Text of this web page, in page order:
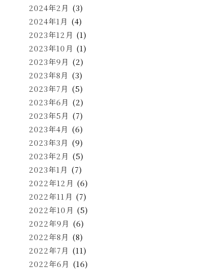
2024年2月 (3)
2024年1月 (4)
2023年12月 (1)
2023年10月 (1)
2023年9月 (2)
2023年8月 (3)
2023年7月 (5)
2023年6月 (2)
2023年5月 (7)
2023年4月 (6)
2023年3月 (9)
2023年2月 (5)
2023年1月 (7)
2022年12月 (6)
2022年11月 (7)
2022年10月 (5)
2022年9月 (6)
2022年8月 (8)
2022年7月 (11)
2022年6月 (16)